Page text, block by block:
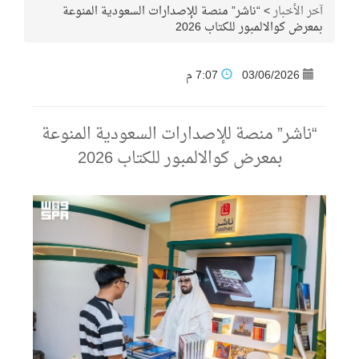
آخر الأخبار>“ناشر” منصة للإصدارات السعودية المنوعة
بمعرض كوالالمبور للكتاب 2026
03/06/2026
“ناشر” منصة للإصدارات السعودية المنوعة
بمعرض كوالالمبور للكتاب 2026